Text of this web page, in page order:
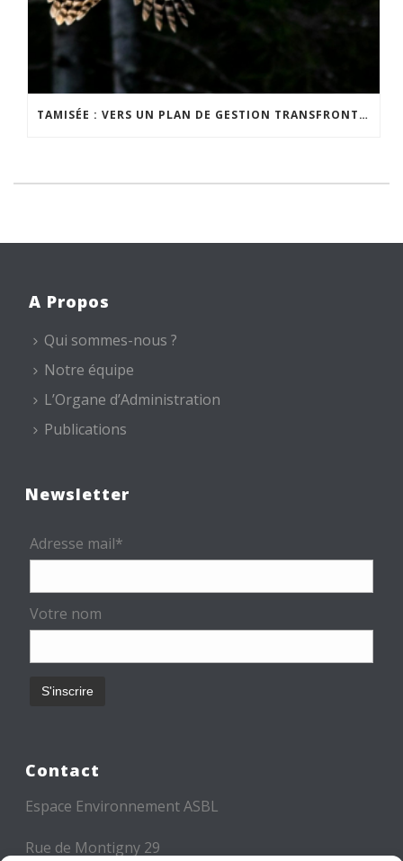
TAMISÉE : VERS UN PLAN DE GESTION TRANSFRONTALIER DE LA NUIT
A Propos
Qui sommes-nous ?
Notre équipe
L’Organe d’Administration
Publications
Newsletter
Adresse mail*
Votre nom
Contact
Espace Environnement ASBL
Rue de Montigny 29